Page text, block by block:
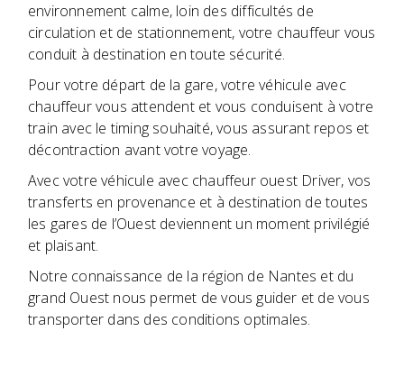
environnement calme, loin des difficultés de
circulation et de stationnement, votre chauffeur vous
conduit à destination en toute sécurité.
Pour votre départ de la gare, votre véhicule avec
chauffeur vous attendent et vous conduisent à votre
train avec le timing souhaité, vous assurant repos et
décontraction avant votre voyage.
Avec votre véhicule avec chauffeur ouest Driver, vos
transferts en provenance et à destination de toutes
les gares de l’Ouest deviennent un moment privilégié
et plaisant.
Notre connaissance de la région de Nantes et du
grand Ouest nous permet de vous guider et de vous
transporter dans des conditions optimales.